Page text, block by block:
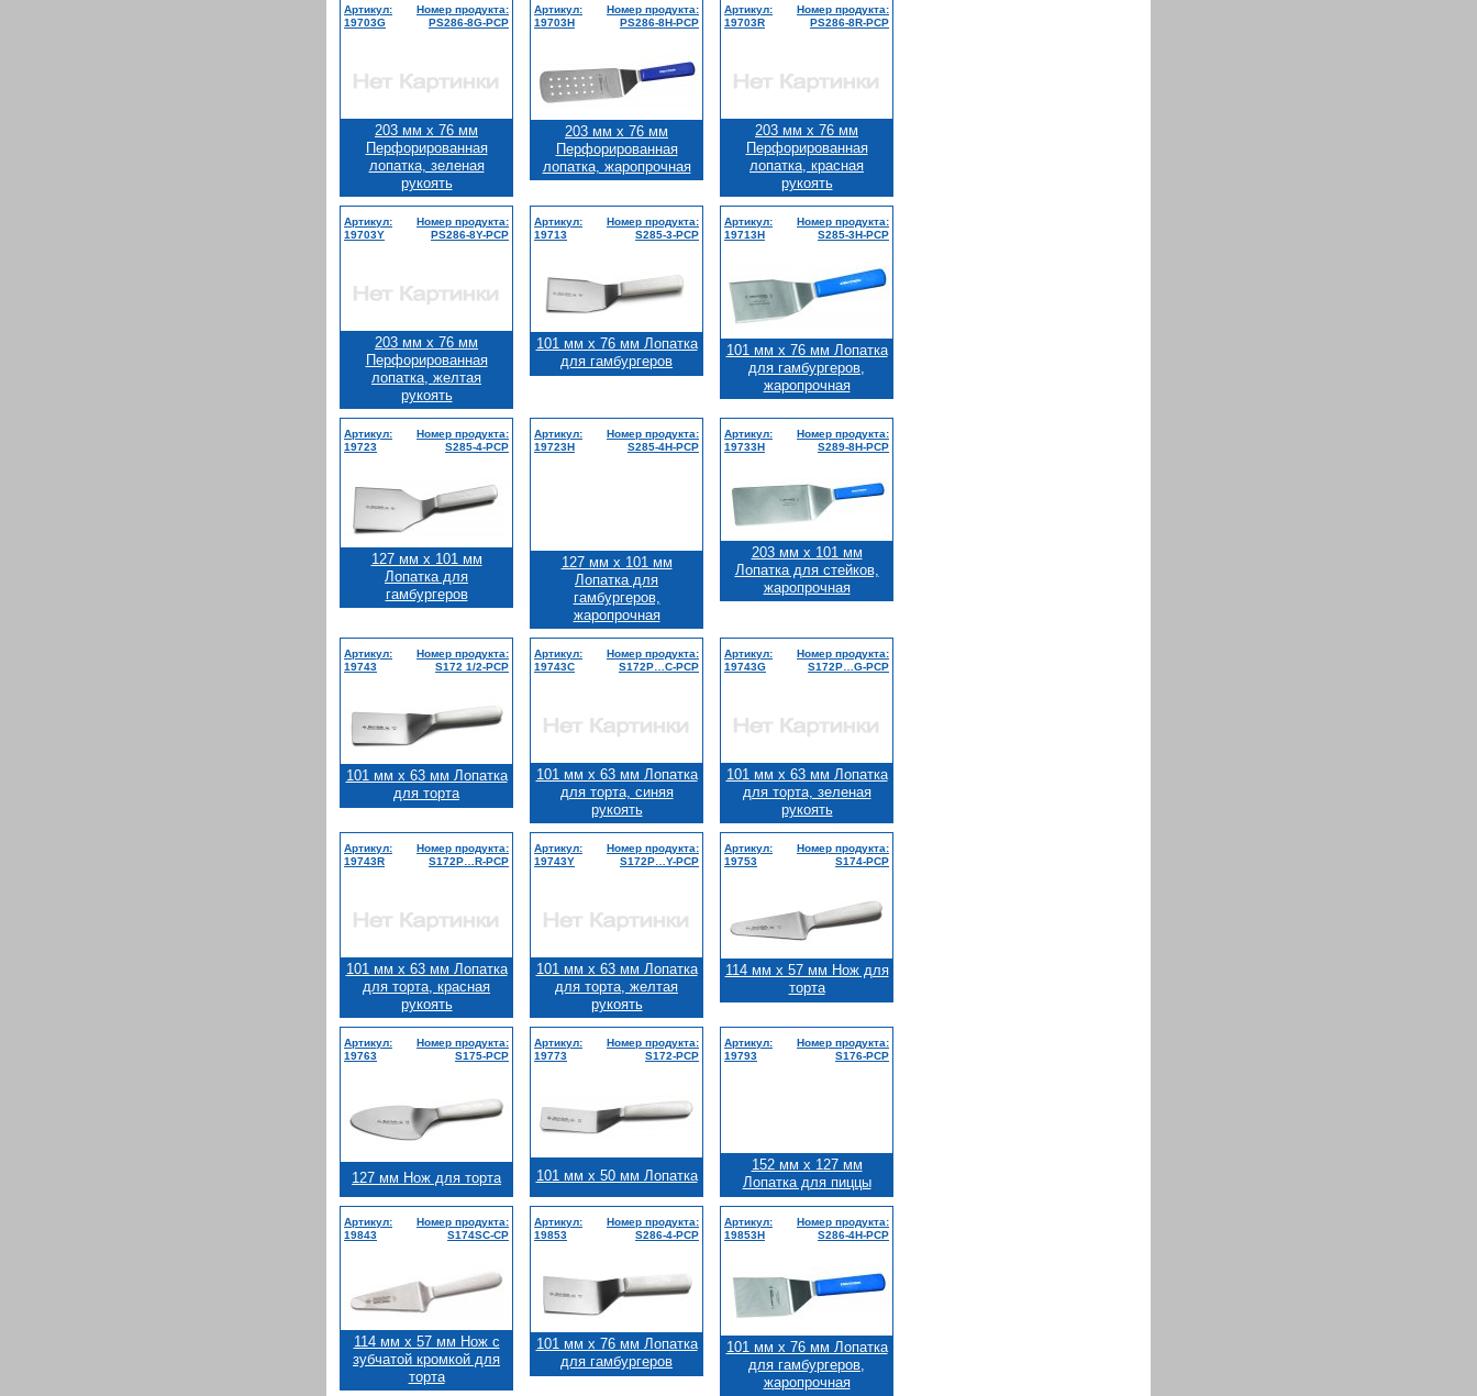
Артикул:
19703G
Номер продукта:
PS286-8G-PCP
203 мм x 76 мм
Перфорированная
лопатка, зеленая
рукоять
Артикул:
19703H
Номер продукта:
PS286-8H-PCP
203 мм x 76 мм
Перфорированная
лопатка, жаропрочная
Артикул:
19703R
Номер продукта:
PS286-8R-PCP
203 мм x 76 мм
Перфорированная
лопатка, красная
рукоять
Артикул:
19703Y
Номер продукта:
PS286-8Y-PCP
203 мм x 76 мм
Перфорированная
лопатка, желтая
рукоять
Артикул:
19713
Номер продукта:
S285-3-PCP
101 мм x 76 мм Лопатка
для гамбургеров
Артикул:
19713H
Номер продукта:
S285-3H-PCP
101 мм x 76 мм Лопатка
для гамбургеров,
жаропрочная
Артикул:
19723
Номер продукта:
S285-4-PCP
127 мм x 101 мм
Лопатка для
гамбургеров
Артикул:
19723H
Номер продукта:
S285-4H-PCP
127 мм x 101 мм
Лопатка для
гамбургеров,
жаропрочная
Артикул:
19733H
Номер продукта:
S289-8H-PCP
203 мм x 101 мм
Лопатка для стейков,
жаропрочная
Артикул:
19743
Номер продукта:
S172 1/2-PCP
101 мм x 63 мм Лопатка
для торта
Артикул:
19743C
Номер продукта:
S172Р…C-PCP
101 мм x 63 мм Лопатка
для торта, синяя
рукоять
Артикул:
19743G
Номер продукта:
S172Р…G-PCP
101 мм x 63 мм Лопатка
для торта, зеленая
рукоять
Артикул:
19743R
Номер продукта:
S172Р…R-PCP
101 мм x 63 мм Лопатка
для торта, красная
рукоять
Артикул:
19743Y
Номер продукта:
S172Р…Y-PCP
101 мм x 63 мм Лопатка
для торта, желтая
рукоять
Артикул:
19753
Номер продукта:
S174-PCP
114 мм x 57 мм Нож для
торта
Артикул:
19763
Номер продукта:
S175-PCP
127 мм Нож для торта
Артикул:
19773
Номер продукта:
S172-PCP
101 мм x 50 мм Лопатка
Артикул:
19793
Номер продукта:
S176-PCP
152 мм x 127 мм
Лопатка для пиццы
Артикул:
19843
Номер продукта:
S174SC-CP
114 мм x 57 мм Нож с
зубчатой кромкой для
торта
Артикул:
19853
Номер продукта:
S286-4-PCP
101 мм x 76 мм Лопатка
для гамбургеров
Артикул:
19853H
Номер продукта:
S286-4H-PCP
101 мм x 76 мм Лопатка
для гамбургеров,
жаропрочная